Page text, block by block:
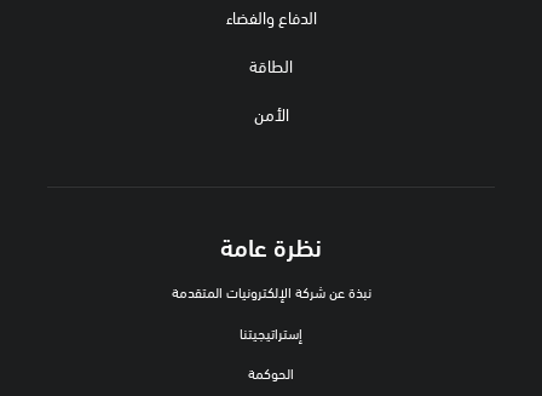
الدفاع والفضاء
الطاقة
الأمن
نظرة عامة
نبذة عن شركة الإلكترونيات المتقدمة
إستراتيجيتنا
الحوكمة